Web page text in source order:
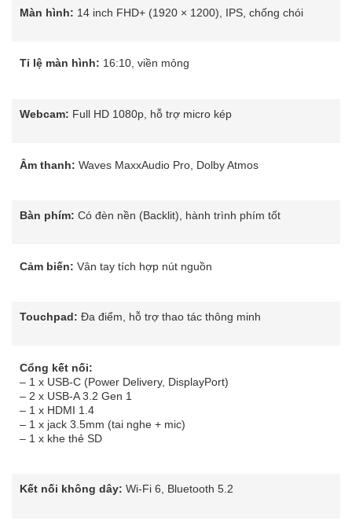
Màn hình: 14 inch FHD+ (1920 × 1200), IPS, chống chói
Tỉ lệ màn hình: 16:10, viền mỏng
Webcam: Full HD 1080p, hỗ trợ micro kép
Âm thanh: Waves MaxxAudio Pro, Dolby Atmos
Bàn phím: Có đèn nền (Backlit), hành trình phím tốt
Cảm biến: Vân tay tích hợp nút nguồn
Touchpad: Đa điểm, hỗ trợ thao tác thông minh
Cổng kết nối:
– 1 x USB-C (Power Delivery, DisplayPort)
– 2 x USB-A 3.2 Gen 1
– 1 x HDMI 1.4
– 1 x jack 3.5mm (tai nghe + mic)
– 1 x khe thẻ SD
Kết nối không dây: Wi-Fi 6, Bluetooth 5.2